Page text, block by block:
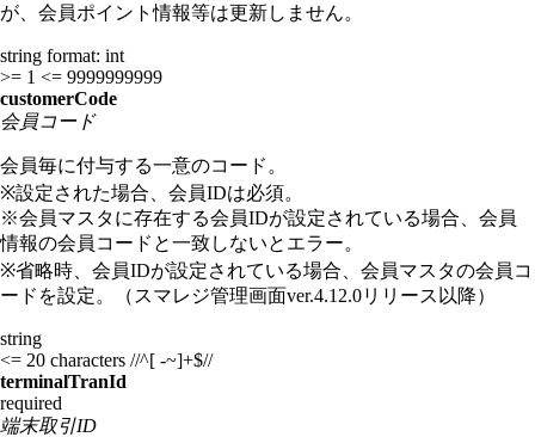
が、会員ポイント情報等は更新しません。
string format: int
>= 1 <= 9999999999
customerCode
会員コード
会員毎に付与する一意のコード。
※設定された場合、会員IDは必須。
※会員マスタに存在する会員IDが設定されている場合、会員
情報の会員コードと一致しないとエラー。
※省略時、会員IDが設定されている場合、会員マスタの会員コ
ードを設定。（スマレジ管理画面ver.4.12.0リリース以降）
string
<= 20 characters //^[ -~]+$//
terminalTranId
required
端末取引ID